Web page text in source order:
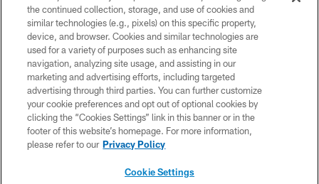
© 2026 Forty Niners Football Company LLC
TERMS AND CONDITIONS
PRIVACY POLICY
ACCESSIBILITY
CONTACT US
the continued collection, storage, and use of cookies and
similar technologies (e.g., pixels) on this specific property,
device, and browser. Cookies and similar technologies are
used for a variety of purposes such as enhancing site
navigation, analyzing site usage, and assisting in our
marketing and advertising efforts, including targeted
advertising through third parties. You can further customize
your cookie preferences and opt out of optional cookies by
clicking the “Cookies Settings” link in this banner or in the
footer of this website’s homepage. For more information,
please refer to our Privacy Policy
Cookie Settings